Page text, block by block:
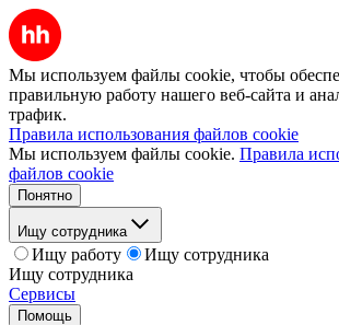
Мы используем файлы cookie, чтобы
правильную работу нашего веб-сайта и
трафик.
Правила использования файлов cookie
Мы используем файлы cookie. Правила
файлов cookie
Понятно
Ищу сотрудника
Ищу работу
Ищу сотрудника
Ищу сотрудника
Сервисы
Помощь